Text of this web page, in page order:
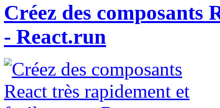
Créez des composants
- React.run